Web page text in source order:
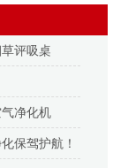
评吸桌
净化机
保驾护航！